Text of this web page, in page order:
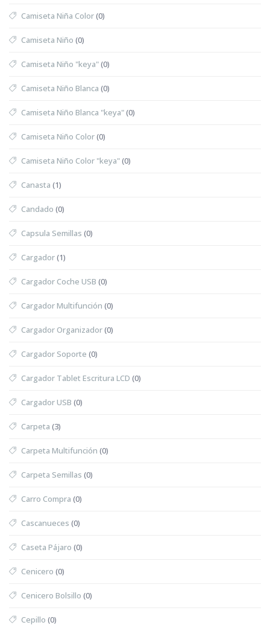
Camiseta Niña Color(0)
Camiseta Niño (0)
Camiseta Niño "keya"(0)
Camiseta Niño Blanca (0)
Camiseta Niño Blanca "keya"(0)
Camiseta Niño Color(0)
Camiseta Niño Color "keya"(0)
Canasta (1)
Candado (0)
Capsula Semillas (0)
Cargador(1)
Cargador Coche USB (0)
Cargador Multifunción (0)
Cargador Organizador(0)
Cargador Soporte (0)
Cargador Tablet Escritura LCD (0)
Cargador USB (0)
Carpeta (3)
Carpeta Multifunción (0)
Carpeta Semillas (0)
Carro Compra (0)
Cascanueces (0)
Caseta Pájaro (0)
Cenicero (0)
Cenicero Bolsillo (0)
Cepillo (0)